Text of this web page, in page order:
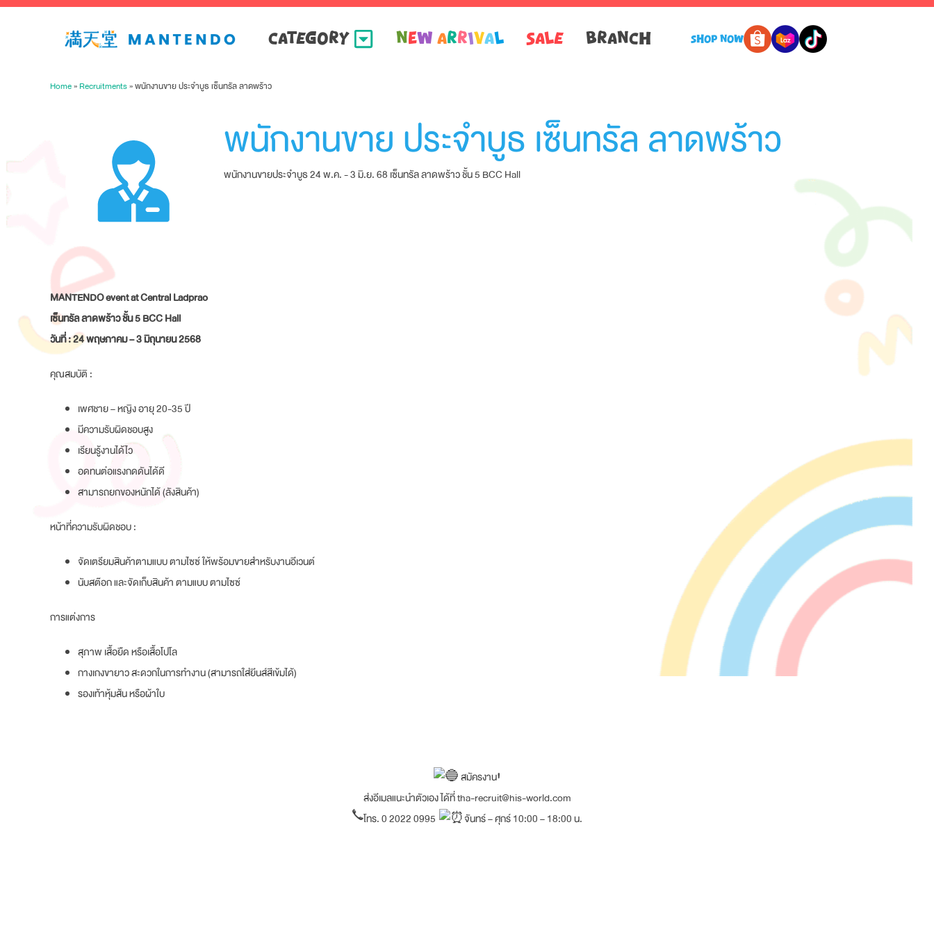
CATEGORY New ARRIVAL SALE BRANCH SHOP NOW
Home»Recruitments»พนักงานขาย ประจำบูธ เซ็นทรัล ลาดพร้าว
พนักงานขาย ประจำบูธ เซ็นทรัล ลาดพร้าว
พนักงานขายประจำบูธ 24 พ.ค. - 3 มิ.ย. 68 เซ็นทรัล ลาดพร้าว ชั้น 5 BCC Hall
MANTENDO event at Central Ladprao
เซ็นทรัล ลาดพร้าว ชั้น 5 BCC Hall
วันที่ : 24 พฤษภาคม – 3 มิถุนายน 2568
คุณสมบัติ :
เพศชาย – หญิง อายุ 20-35 ปี
มีความรับผิดชอบสูง
เรียนรู้งานได้ไว
อดทนต่อแรงกดดันได้ดี
สามารถยกของหนักได้ (ลังสินค้า)
หน้าที่ความรับผิดชอบ :
จัดเตรียมสินค้าตามแบบ ตามไซซ์ ให้พร้อมขายสำหรับงานอีเวนต์
นับสต๊อก และจัดเก็บสินค้า ตามแบบ ตามไซซ์
การแต่งการ
สุภาพ เสื้อยืด หรือเสื้อโปโล
กางเกงขายาว สะดวกในการทำงาน (สามารถใส่ยีนส์สีเข้มได้)
รองเท้าหุ้มส้น หรือผ้าใบ
สมัครงาน!
ส่งอีเมลแนะนำตัวเอง ได้ที่ tha-recruit@his-world.com
โทร. 0 2022 0995
จันทร์ – ศุกร์ 10:00 – 18:00 น.